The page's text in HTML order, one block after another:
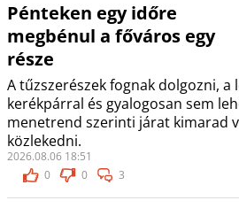
Pénteken egy időre
megbénul a főváros egy
része
A tűzszerészek fognak dolgozni, a
kerékpárral és gyalogosan sem
menetrend szerinti járat kimarad
közlekedni.
2026.08.06 18:51
0
0 3